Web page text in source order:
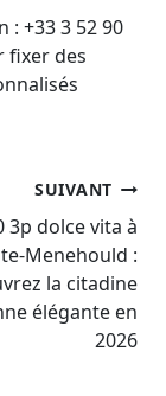
+33 3 52 90
fixer des
SUIVANT
3p dolce vita à
Menehould :
la citadine
élégante en
2026